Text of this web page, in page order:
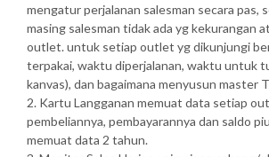
mengatur perjalanan salesman secara pas,
masing salesman tidak ada yg kekurangan
outlet. untuk setiap outlet yg dikunjungi
terpakai, waktu diperjalanan, waktu untuk
kanvas), dan bagaimana menyusun master
2. Kartu Langganan memuat data setiap
pembeliannya, pembayarannya dan saldo
memuat data 2 tahun.